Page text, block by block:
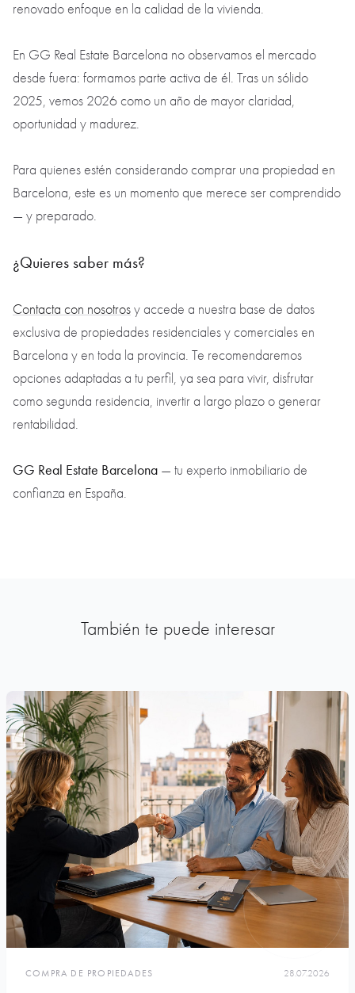
renovado enfoque en la calidad de la vivienda.
En GG Real Estate Barcelona no observamos el mercado
desde fuera: formamos parte activa de él. Tras un sólido
2025, vemos 2026 como un año de mayor claridad,
oportunidad y madurez.
Para quienes estén considerando comprar una propiedad en
Barcelona, este es un momento que merece ser comprendido
— y preparado.
¿Quieres saber más?
Contacta con nosotrosy accede a nuestra base de datos
exclusiva de propiedades residenciales y comerciales en
Barcelona y en toda la provincia. Te recomendaremos
opciones adaptadas a tu perfil, ya sea para vivir, disfrutar
como segunda residencia, invertir a largo plazo o generar
rentabilidad.
GG Real Estate Barcelona — tu experto inmobiliario de
confianza en España.
También te puede interesar
COMPRA DE PROPIEDADES 28.07.2026